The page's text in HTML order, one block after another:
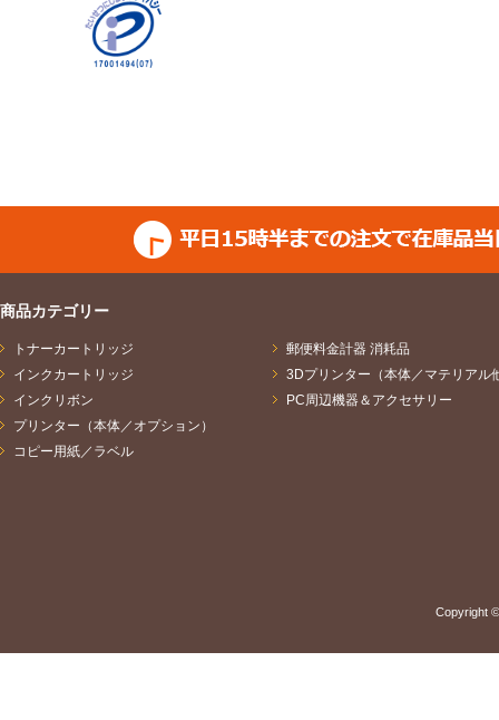
商品カテゴリー
トナーカートリッジ
インクカートリッジ
インクリボン
プリンター（本体／オプション）
コピー用紙／ラベル
郵便料金計器 消耗品
3Dプリンター（本体／マテリアル
PC周辺機器＆アクセサリー
Copyright